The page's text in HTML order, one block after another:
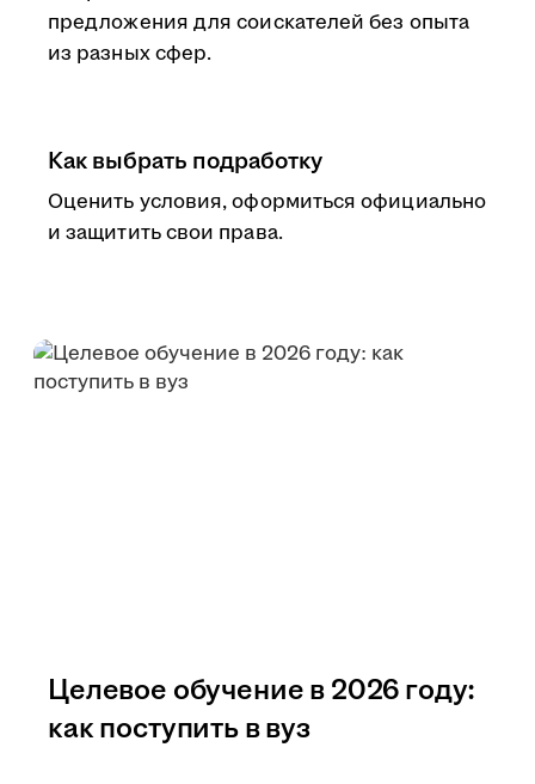
предложения для соискателей без опыта
из разных сфер.
Как выбрать подработку
Оценить условия, оформиться официально
и защитить свои права.
Целевое обучение в 2026 году:
как поступить в вуз